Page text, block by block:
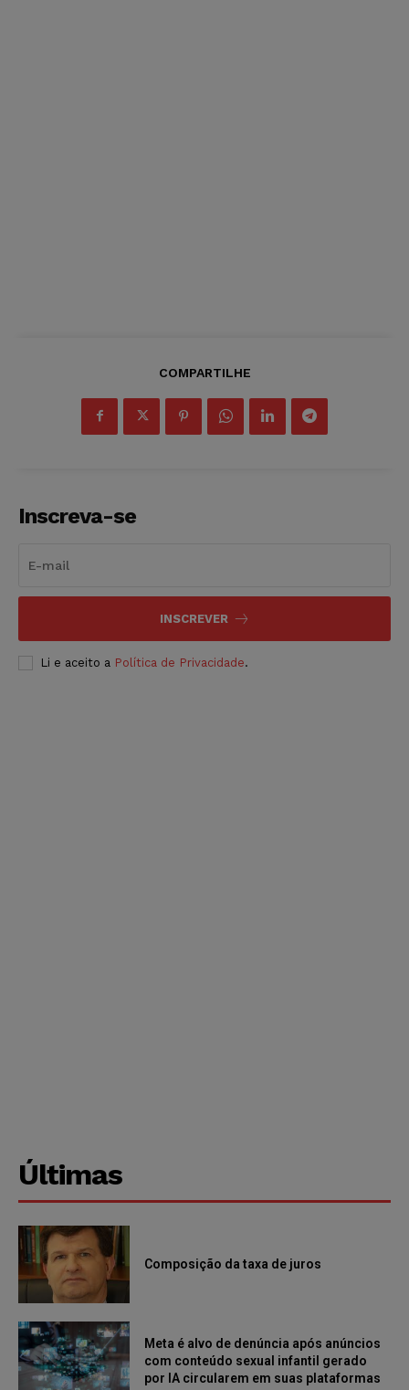
COMPARTILHE
Inscreva-se
INSCREVER
Li e aceito a Política de Privacidade.
Últimas
Composição da taxa de juros
Meta é alvo de denúncia após anúncios
com conteúdo sexual infantil gerado
por IA circularem em suas plataformas